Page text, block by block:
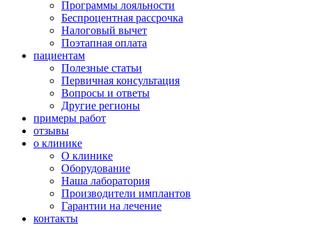
Программы лояльности
Беспроцентная рассрочка
Налоговый вычет
Поэтапная оплата
пациентам
Полезные статьи
Первичная консультация
Вопросы и ответы
Другие регионы
примеры работ
отзывы
о клинике
О клинике
Оборудование
Наша лаборатория
Производители имплантов
Гарантии на лечение
контакты